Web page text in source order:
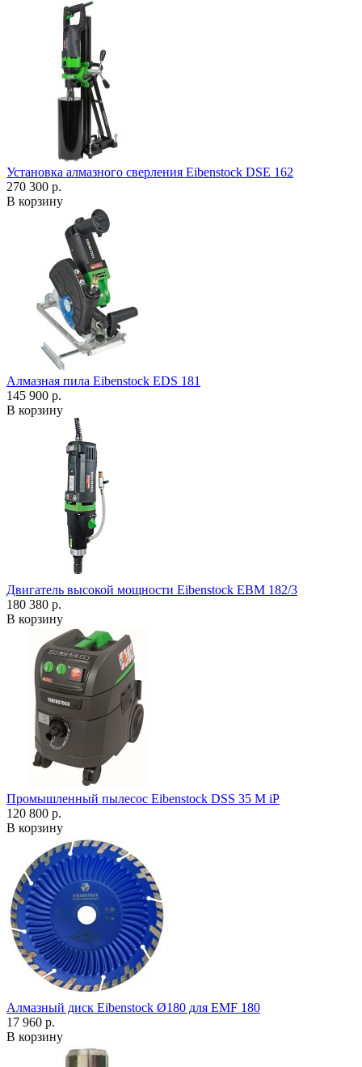
Установка алмазного сверления Eibenstock DSE 162
270 300 р.
В корзину
Алмазная пила Eibenstock EDS 181
145 900 р.
В корзину
Двигатель высокой мощности Eibenstock EBM 182/3
180 380 р.
В корзину
Промышленный пылесос Eibenstock DSS 35 M iP
120 800 р.
В корзину
Алмазный диск Eibenstock Ø180 для EMF 180
17 960 р.
В корзину